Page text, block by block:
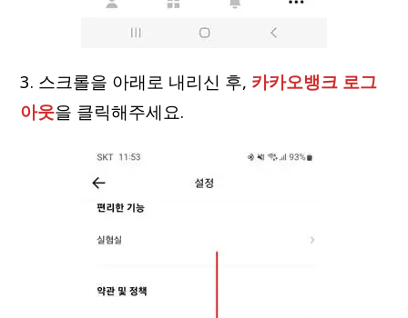
3. 스크롤을 아래로 내리신 후, 카카오뱅크 로그
아웃을 클릭해주세요.